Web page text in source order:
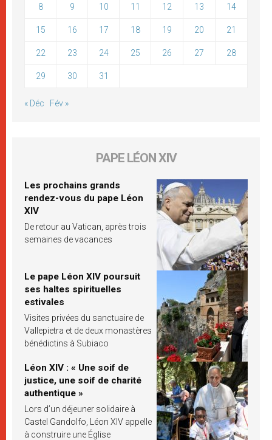
8 9 10 11 12 13 14
15 16 17 18 19 20 21
22 23 24 25 26 27 28
29 30 31
« Déc Fév »
PAPE LÉON XIV
Les prochains grands
rendez-vous du pape Léon
XIV
De retour au Vatican, après trois
semaines de vacances
Le pape Léon XIV poursuit
ses haltes spirituelles
estivales
Visites privées du sanctuaire de
Vallepietra et de deux monastères
bénédictins à Subiaco
Léon XIV : « Une soif de
justice, une soif de charité
authentique »
Lors d’un déjeuner solidaire à
Castel Gandolfo, Léon XIV appelle
à construire une Église